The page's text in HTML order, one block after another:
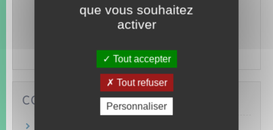
LOISIRS
chasser…
COMMENT FAIRE SI…
que vous souhaitez
activer
Tout accepter
Tout refuser
Personnaliser